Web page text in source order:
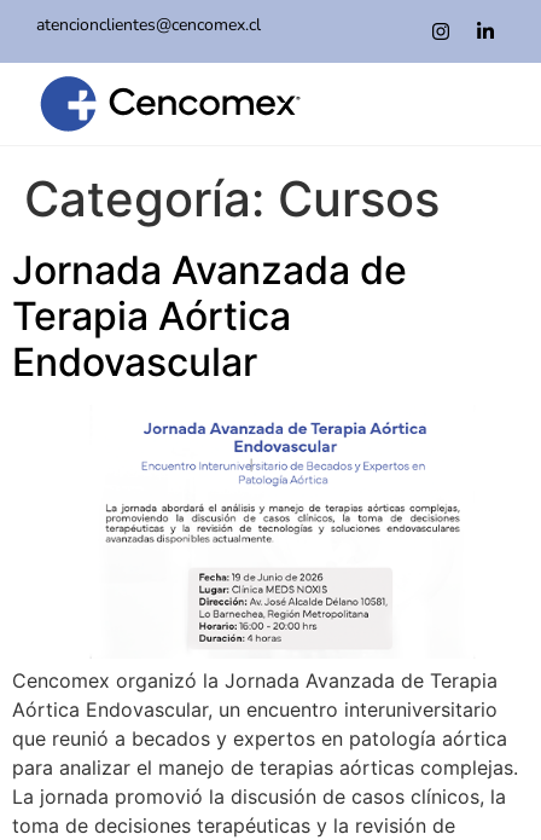
atencionclientes@cencomex.cl
Categoría: Cursos
Jornada Avanzada de
Terapia Aórtica
Endovascular
Cencomex organizó la Jornada Avanzada de Terapia
Aórtica Endovascular, un encuentro interuniversitario
que reunió a becados y expertos en patología aórtica
para analizar el manejo de terapias aórticas complejas.
La jornada promovió la discusión de casos clínicos, la
toma de decisiones terapéuticas y la revisión de